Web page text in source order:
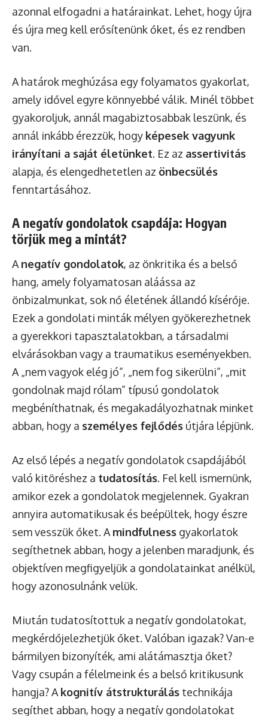
azonnal elfogadni a határainkat. Lehet, hogy újra
és újra meg kell erősítenünk őket, és ez rendben
van.
A határok meghúzása egy folyamatos gyakorlat,
amely idővel egyre könnyebbé válik. Minél többet
gyakoroljuk, annál magabiztosabbak leszünk, és
annál inkább érezzük, hogy képesek vagyunk
irányítani a saját életünket. Ez az assertivitás
alapja, és elengedhetetlen az önbecsülés
fenntartásához.
A negatív gondolatok csapdája: Hogyan
törjük meg a mintát?
A negatív gondolatok, az önkritika és a belső
hang, amely folyamatosan aláássa az
önbizalmunkat, sok nő életének állandó kísérője.
Ezek a gondolati minták mélyen gyökerezhetnek
a gyerekkori tapasztalatokban, a társadalmi
elvárásokban vagy a traumatikus eseményekben.
A „nem vagyok elég jó”, „nem fog sikerülni”, „mit
gondolnak majd rólam” típusú gondolatok
megbéníthatnak, és megakadályozhatnak minket
abban, hogy a személyes fejlődés útjára lépjünk.
Az első lépés a negatív gondolatok csapdájából
való kitöréshez a tudatosítás. Fel kell ismernünk,
amikor ezek a gondolatok megjelennek. Gyakran
annyira automatikusak és beépültek, hogy észre
sem vesszük őket. A mindfulness gyakorlatok
segíthetnek abban, hogy a jelenben maradjunk, és
objektíven megfigyeljük a gondolatainkat anélkül,
hogy azonosulnánk velük.
Miután tudatosítottuk a negatív gondolatokat,
megkérdőjelezhetjük őket. Valóban igazak? Van-e
bármilyen bizonyíték, ami alátámasztja őket?
Vagy csupán a félelmeink és a belső kritikusunk
hangja? A kognitív átstrukturálás technikája
segíthet abban, hogy a negatív gondolatokat